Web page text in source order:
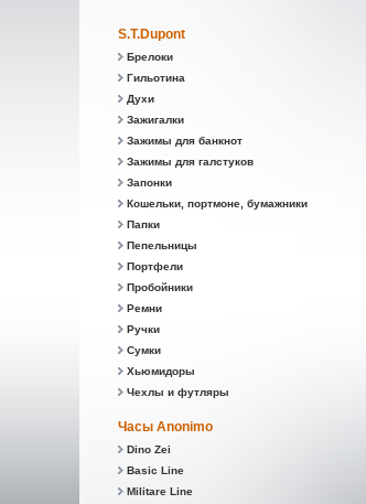
S.T.Dupont
Брелоки
Гильотина
Духи
Зажигалки
Зажимы для банкнот
Зажимы для галстуков
Запонки
Кошельки, портмоне, бумажники
Папки
Пепельницы
Портфели
Пробойники
Ремни
Ручки
Сумки
Хьюмидоры
Чехлы и футляры
Часы Anonimo
Dino Zei
Basic Line
Militare Line